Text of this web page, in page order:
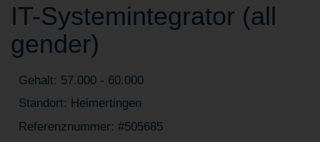
IT-Systemintegrator (all
gender)
Gehalt: 57.000 - 60.000
Standort: Heimertingen
Referenznummer: #505685